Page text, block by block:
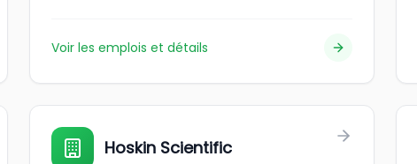
Voir les emplois et détails
Hoskin Scientific